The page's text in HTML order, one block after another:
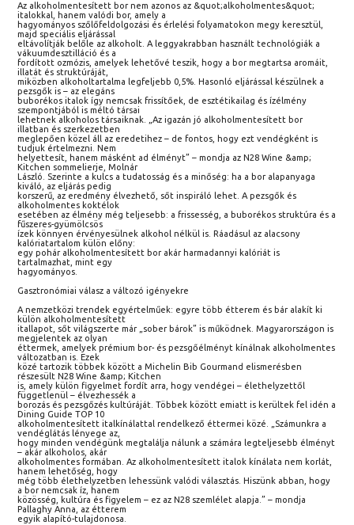
Az alkoholmentesített bor nem azonos az &quot;alkoholmentes&quot;
italokkal, hanem valódi bor, amely a
hagyományos szőlőfeldolgozási és érlelési folyamatokon megy keresztül,
majd speciális eljárással
eltávolítják belőle az alkoholt. A leggyakrabban használt technológiák a
vákuumdesztilláció és a
fordított ozmózis, amelyek lehetővé teszik, hogy a bor megtartsa aromáit,
illatát és struktúráját,
miközben alkoholtartalma legfeljebb 0,5%. Hasonló eljárással készülnek a
pezsgők is – az elegáns
buborékos italok így nemcsak frissítőek, de esztétikailag és ízélmény
szempontjából is méltó társai
lehetnek alkoholos társaiknak. „Az igazán jó alkoholmentesített bor
illatban és szerkezetben
meglepően közel áll az eredetihez – de fontos, hogy ezt vendégként is
tudjuk értelmezni. Nem
helyettesít, hanem másként ad élményt” – mondja az N28 Wine &amp;
Kitchen sommelierje, Molnár
László. Szerinte a kulcs a tudatosság és a minőség: ha a bor alapanyaga
kiváló, az eljárás pedig
korszerű, az eredmény élvezhető, sőt inspiráló lehet. A pezsgők és
alkoholmentes koktélok
esetében az élmény még teljesebb: a frissesség, a buborékos struktúra és a
fűszeres-gyümölcsös
ízek könnyen érvényesülnek alkohol nélkül is. Ráadásul az alacsony
kalóriatartalom külön előny:
egy pohár alkoholmentesített bor akár harmadannyi kalóriát is
tartalmazhat, mint egy
hagyományos.
Gasztronómiai válasz a változó igényekre
A nemzetközi trendek egyértelműek: egyre több étterem és bár alakít ki
külön alkoholmentesített
itallapot, sőt világszerte már „sober bárok” is működnek. Magyarországon is
megjelentek az olyan
éttermek, amelyek prémium bor- és pezsgőélményt kínálnak alkoholmentes
változatban is. Ezek
közé tartozik többek között a Michelin Bib Gourmand elismerésben
részesült N28 Wine &amp; Kitchen
is, amely külön figyelmet fordít arra, hogy vendégei – élethelyzettől
függetlenül – élvezhessék a
borozás és pezsgőzés kultúráját. Többek között emiatt is kerültek fel idén a
Dining Guide TOP 10
alkoholmentesített italkínálattal rendelkező éttermei közé. „Számunkra a
vendéglátás lényege az,
hogy minden vendégünk megtalálja nálunk a számára legteljesebb élményt
– akár alkoholos, akár
alkoholmentes formában. Az alkoholmentesített italok kínálata nem korlát,
hanem lehetőség, hogy
még több élethelyzetben lehessünk valódi választás. Hiszünk abban, hogy
a bor nemcsak íz, hanem
közösség, kultúra és figyelem – ez az N28 szemlélet alapja.” – mondja
Pallaghy Anna, az étterem
egyik alapító-tulajdonosa.